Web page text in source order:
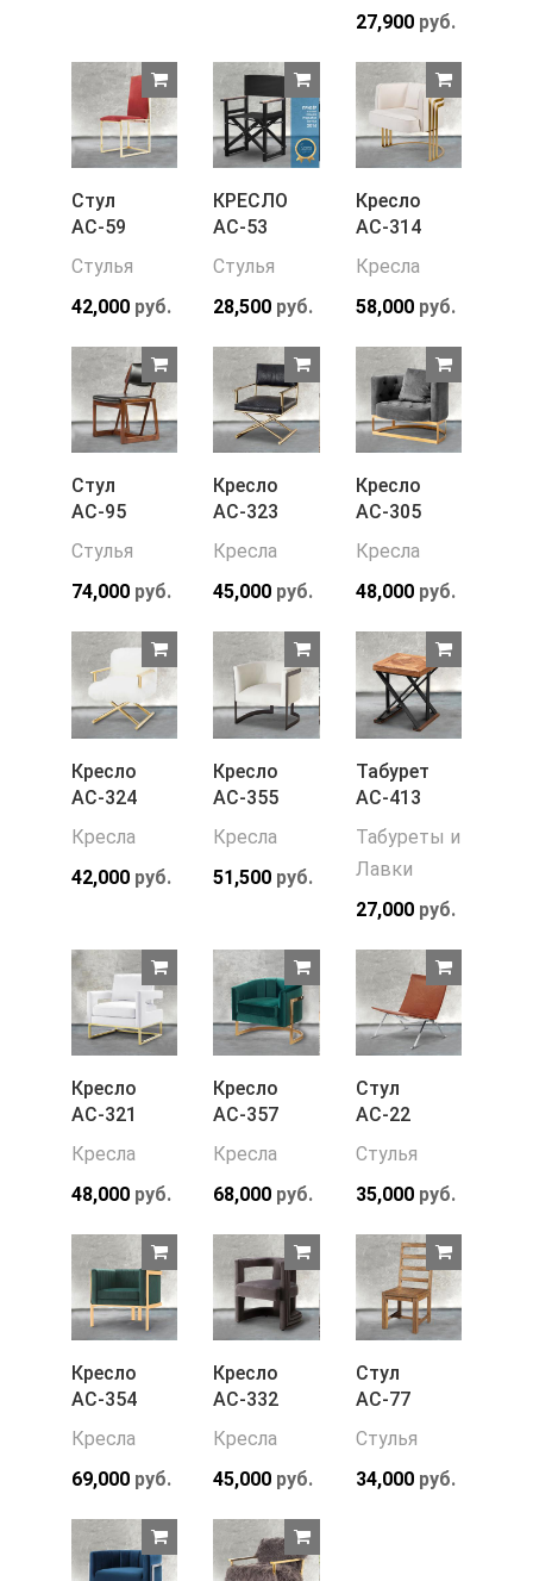
27,900руб.
Стул
АС-59
Стулья
42,000 руб.
КРЕСЛО
АС-53
Стулья
28,500 руб.
Кресло
АС-314
Кресла
58,000руб.
Стул
АС-95
Стулья
74,000 руб.
Кресло
АС-323
Кресла
45,000 руб.
Кресло
АС-305
Кресла
48,000руб.
Кресло
АС-324
Кресла
42,000 руб.
Кресло
АС-355
Кресла
51,500 руб.
Табурет
АС-413
Табуреты и
Лавки
27,000руб.
Кресло
АС-321
Кресла
48,000 руб.
Кресло
АС-357
Кресла
68,000 руб.
Стул
АС-22
Стулья
35,000руб.
Кресло
АС-354
Кресла
69,000 руб.
Кресло
АС-332
Кресла
45,000 руб.
Стул
АС-77
Стулья
34,000руб.